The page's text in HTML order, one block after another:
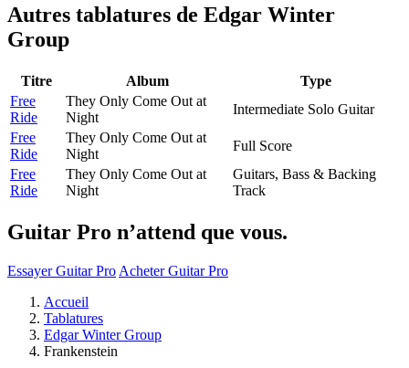
Autres tablatures de Edgar Winter
Group
Titre Album
Type
Free
Ride
They Only Come Out at
Night
Intermediate Solo Guitar
Free
Ride
They Only Come Out at
Night
Full Score
Free
Ride
They Only Come Out at
Night
Guitars, Bass & Backing
Track
Guitar Pro n’attend que vous.
Essayer Guitar Pro Acheter Guitar Pro
Accueil
Tablatures
Edgar Winter Group
Frankenstein